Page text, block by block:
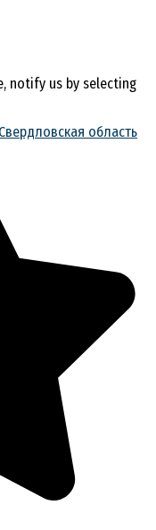
notify us by selecting
Свердловская область